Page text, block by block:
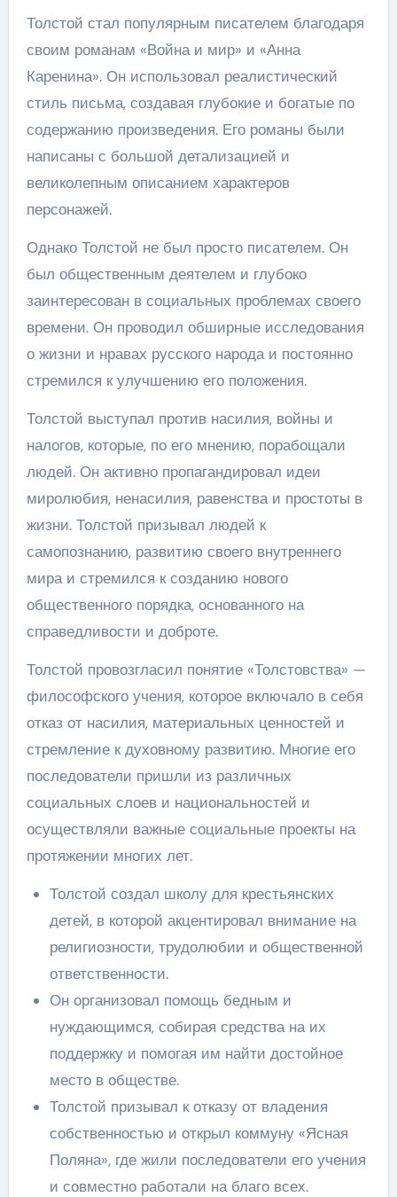
Толстой стал популярным писателем благодаря
своим романам «Война и мир» и «Анна
Каренина». Он использовал реалистический
стиль письма, создавая глубокие и богатые по
содержанию произведения. Его романы были
написаны с большой детализацией и
великолепным описанием характеров
персонажей.
Однако Толстой не был просто писателем. Он
был общественным деятелем и глубоко
заинтересован в социальных проблемах своего
времени. Он проводил обширные исследования
о жизни и нравах русского народа и постоянно
стремился к улучшению его положения.
Толстой выступал против насилия, войны и
налогов, которые, по его мнению, порабощали
людей. Он активно пропагандировал идеи
миролюбия, ненасилия, равенства и простоты в
жизни. Толстой призывал людей к
самопознанию, развитию своего внутреннего
мира и стремился к созданию нового
общественного порядка, основанного на
справедливости и доброте.
Толстой провозгласил понятие «Толстовства» —
философского учения, которое включало в себя
отказ от насилия, материальных ценностей и
стремление к духовному развитию. Многие его
последователи пришли из различных
социальных слоев и национальностей и
осуществляли важные социальные проекты на
протяжении многих лет.
Толстой создал школу для крестьянских
детей, в которой акцентировал внимание на
религиозности, трудолюбии и общественной
ответственности.
Он организовал помощь бедным и
нуждающимся, собирая средства на их
поддержку и помогая им найти достойное
место в обществе.
Толстой призывал к отказу от владения
собственностью и открыл коммуну «Ясная
Поляна», где жили последователи его учения
и совместно работали на благо всех.